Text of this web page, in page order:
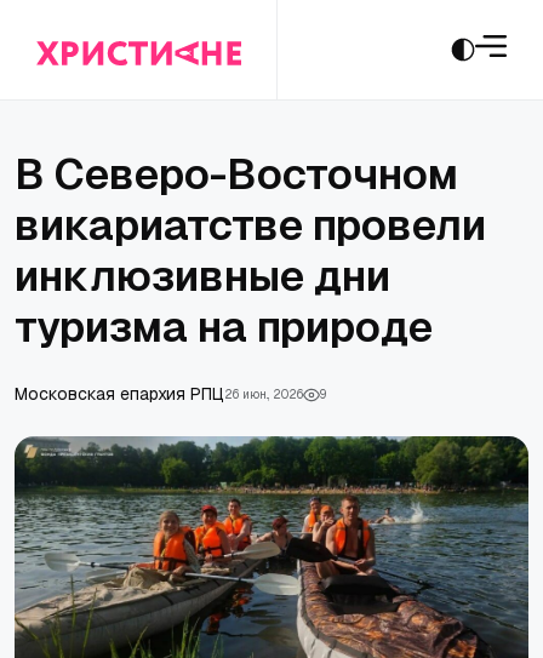
В Северо-Восточном
викариатстве провели
инклюзивные дни
туризма на природе
Московская епархия РПЦ26 июн., 2026 9